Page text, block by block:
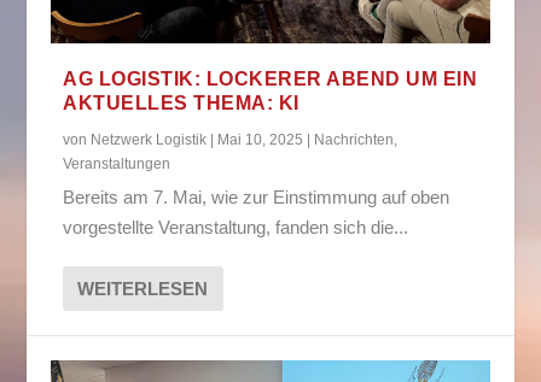
AG LOGISTIK: LOCKERER ABEND UM EIN
AKTUELLES THEMA: KI
von Netzwerk Logistik | Mai 10, 2025 | Nachrichten,
Veranstaltungen
Bereits am 7. Mai, wie zur Einstimmung auf oben
vorgestellte Veranstaltung, fanden sich die...
WEITERLESEN